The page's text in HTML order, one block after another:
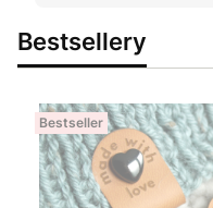
Bestsellery
Bestseller